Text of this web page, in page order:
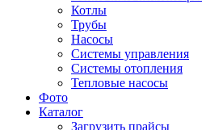
Котлы
Трубы
Насосы
Системы управления
Системы отопления
Тепловые насосы
Фото
Каталог
Загрузить прайсы